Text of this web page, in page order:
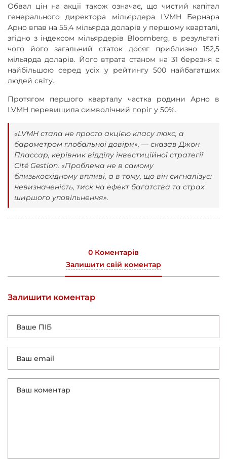
Обвал цін на акції також означає, що чистий капітал
генерального директора мільярдера LVMH Бернара
Арно впав на 55,4 мільярда доларів у першому кварталі,
згідно з індексом мільярдерів Bloomberg, в результаті
чого його загальний статок досяг приблизно 152,5
мільярда доларів. Його втрата станом на 31 березня є
найбільшою серед усіх у рейтингу 500 найбагатших
людей світу.
Протягом першого кварталу частка родини Арно в
LVMH перевищила символічний поріг у 50%.
«LVMH стала не просто акцією класу люкс, а
барометром глобальної довіри», — сказав Джон
Плассар, керівник відділу інвестиційної стратегії
Cité Gestion. «Проблема не в самому
близькосхідному впливі, а в тому, що він сигналізує:
невизначеність, тиск на ефект багатства та страх
ширшого уповільнення».
0 Коментарів
Залишити свій коментар
Залишити коментар